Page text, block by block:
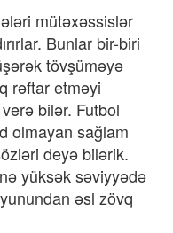
mütəxəssislər
Bunlar bir-biri
tövşüməyə
rəftar etməyi
bilər. Futbol
olmayan sağlam
deyə bilərik.
yüksək səviyyədə
əsl zövq